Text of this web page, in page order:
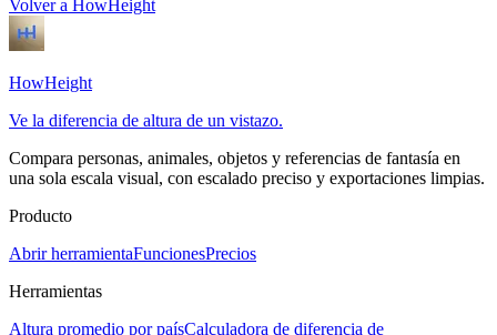
Volver a HowHeight
HowHeight
Ve la diferencia de altura de un vistazo.
Compara personas, animales, objetos y referencias de fantasía en
una sola escala visual, con escalado preciso y exportaciones limpias.
Producto
Abrir herramientaFuncionesPrecios
Herramientas
Altura promedio por paísCalculadora de diferencia de